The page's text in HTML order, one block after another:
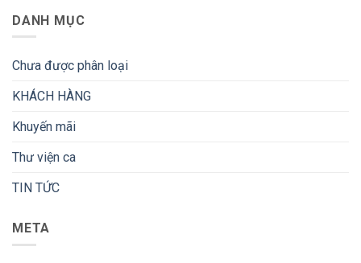
DANH MỤC
Chưa được phân loại
KHÁCH HÀNG
Khuyến mãi
Thư viện ca
TIN TỨC
META